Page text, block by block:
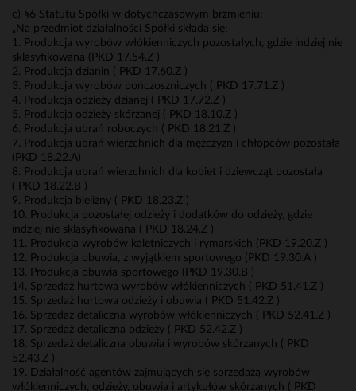
c) §6 Statutu Spółki w dotychczasowym brzmieniu:
„Na przedmiot działalności Spółki składa się:
1. Produkcja wyrobów włókienniczych pozostałych, gdzie indziej nie
sklasyfikowana (PKD 17.54.Z )
2. Produkcja dzianin ( PKD 17.60.Z )
3. Produkcja wyrobów pończoszniczych ( PKD 17.71.Z )
4. Produkcja odzieży dzianej ( PKD 17.72.Z )
5. Produkcja odzieży skórzanej ( PKD 18.10.Z )
6. Produkcja ubrań roboczych ( PKD 18.21.Z )
7. Produkcja ubrań wierzchnich dla mężczyzn i chłopców pozostała
(PKD 18.22.A)
8. Produkcja ubrań wierzchnich dla kobiet i dziewcząt pozostała
( PKD 18.22.B )
9. Produkcja bielizny ( PKD 18.23.Z )
10. Produkcja pozostałej odzieży i dodatków do odzieży, gdzie
indziej nie sklasyfikowana ( PKD 18.24.Z )
11. Produkcja wyrobów kaletniczych i rymarskich (PKD 19.20.Z )
12. Produkcja obuwia, z wyjątkiem sportowego (PKD 19.30.A )
13. Produkcja obuwia sportowego (PKD 19.30.B )
14. Sprzedaż hurtowa wyrobów włókienniczych ( PKD 51.41.Z )
15. Sprzedaż hurtowa odzieży i obuwia ( PKD 51.42.Z )
16. Sprzedaż detaliczna wyrobów włókienniczych ( PKD 52.41.Z )
17. Sprzedaż detaliczna odzieży ( PKD 52.42.Z )
18. Sprzedaż detaliczna obuwia i wyrobów skórzanych ( PKD
52.43.Z )
19. Działalność agentów zajmujących się sprzedażą wyrobów
włókienniczych, odzieży, obuwia i artykułów skórzanych ( PKD